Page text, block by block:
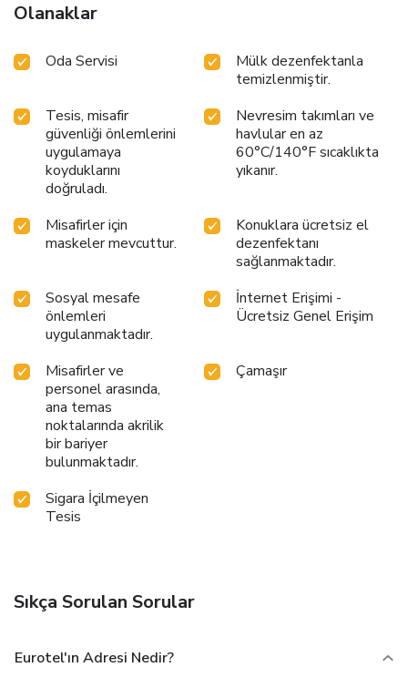
Olanaklar
Oda Servisi
Mülk dezenfektanla
temizlenmiştir.
Tesis, misafir
güvenliği önlemlerini
uygulamaya
koyduklarını
doğruladı.
Nevresim takımları ve
havlular en az
60°C/140°F sıcaklıkta
yıkanır.
Misafirler için
maskeler mevcuttur.
Konuklara ücretsiz el
dezenfektanı
sağlanmaktadır.
Sosyal mesafe
önlemleri
uygulanmaktadır.
İnternet Erişimi -
Ücretsiz Genel Erişim
Misafirler ve
personel arasında,
ana temas
noktalarında akrilik
bir bariyer
bulunmaktadır.
Çamaşır
Sigara İçilmeyen
Tesis
Sıkça Sorulan Sorular
Eurotel'ın Adresi Nedir?